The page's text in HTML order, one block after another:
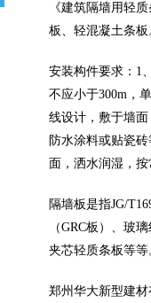
《建筑隔墙用轻
板、轻混凝土条板
安装构件要求：1
不应小于300m，
线设计，敷于墙
防水涂料或贴瓷
面，洒水润湿，
隔墙板是指JG/
（GRC板）、玻
夹芯轻质条板等
郑州华大新型建